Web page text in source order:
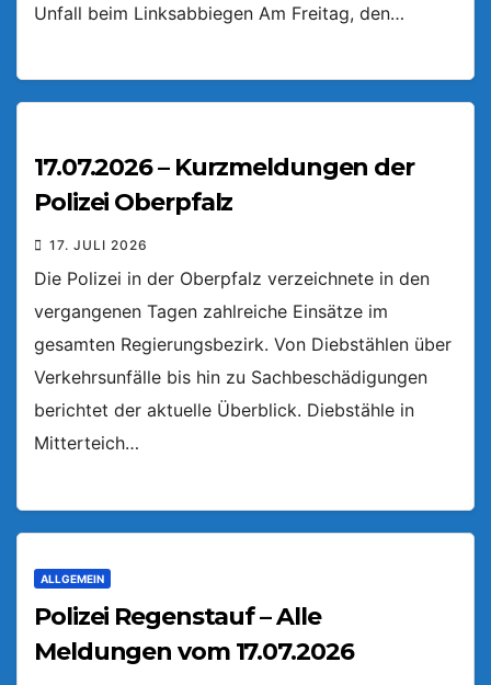
Unfall beim Linksabbiegen Am Freitag, den…
17.07.2026 – Kurzmeldungen der
Polizei Oberpfalz
17. JULI 2026
Die Polizei in der Oberpfalz verzeichnete in den
vergangenen Tagen zahlreiche Einsätze im
gesamten Regierungsbezirk. Von Diebstählen über
Verkehrsunfälle bis hin zu Sachbeschädigungen
berichtet der aktuelle Überblick. Diebstähle in
Mitterteich…
ALLGEMEIN
Polizei Regenstauf – Alle
Meldungen vom 17.07.2026